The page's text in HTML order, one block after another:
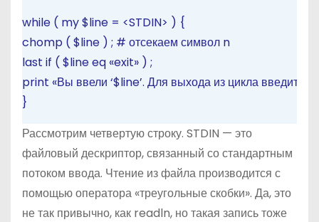
while ( my$line = <STDIN> ) {
chomp ( $line ) ; # отсекаем символ n
last if ( $lineeq «exit» ) ;
print «Вы ввели ‘$line’. Для выхода из цикла введите
}
Рассмотрим четвертую строку. STDIN — это
файловый дескриптор, связанный со стандартным
потоком ввода. Чтение из файла производится с
помощью оператора «треугольные скобки». Да, это
не так привычно, как readln, но такая запись тоже